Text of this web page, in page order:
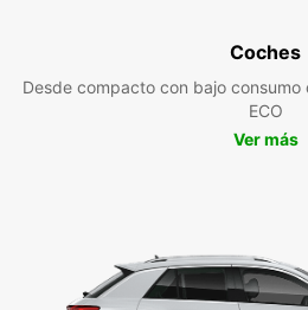
Coches
Desde compacto con bajo
ECO
Ver más